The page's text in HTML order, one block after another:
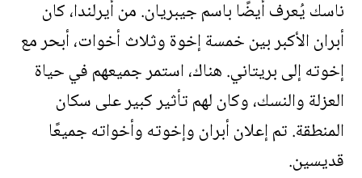
ناسك يُعرف أيضًا باسم جيبريان. من أيرلندا، كان
أبران الأكبر بين خمسة إخوة وثلاث أخوات، أبحر مع
إخوته إلى بريتاني. هناك، استمر جميعهم في حياة
العزلة والنسك، وكان لهم تأثير كبير على سكان
المنطقة. تم إعلان أبران وإخوته وأخواته جميعًا
قديسين.